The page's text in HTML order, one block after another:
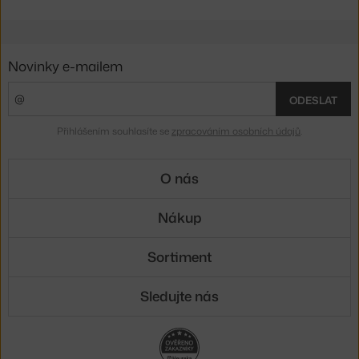
Novinky e-mailem
ODESLAT
Přihlášením souhlasíte se zpracováním osobních údajů
O nás
Nákup
Sortiment
Sledujte nás